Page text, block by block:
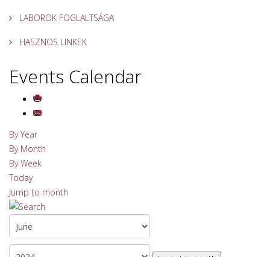
LABOROK FOGLALTSÁGA
HASZNOS LINKEK
Events Calendar
By Year
By Month
By Week
Today
Jump to month